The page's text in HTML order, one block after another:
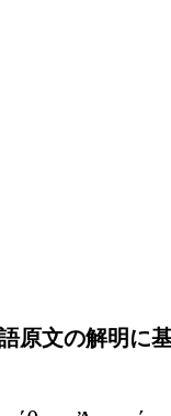
原文の解明に